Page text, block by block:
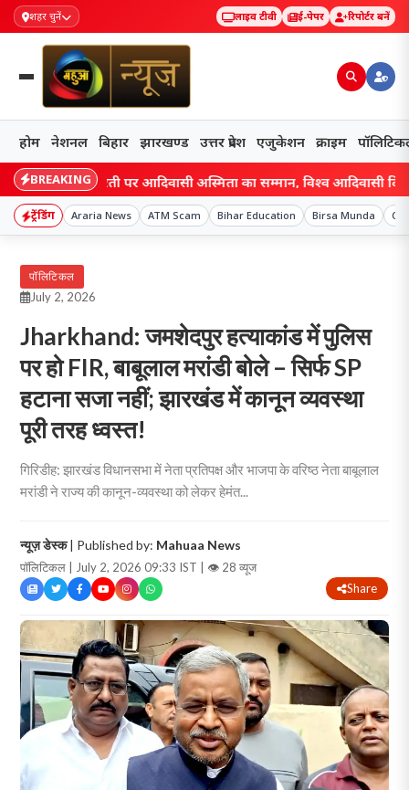
शहर चुनें लाइव टीवी ई-पेपर रिपोर्टर बनें
होम नेशनल बिहार झारखण्ड उत्तर प्रदेश एजुकेशन क्राइम
BREAKING
की धरती पर आदिवासी अस्मिता का सम्मान, विश्व आदिवासी दिवस पर डीसी
ट्रेंडिंग Araria News ATM Scam Bihar Education Birsa Munda
पॉलिटिकल
July 2, 2026
Jharkhand: जमशेदपुर हत्याकांड में पुलिस
पर हो FIR, बाबूलाल मरांडी बोले – सिर्फ SP
हटाना सजा नहीं; झारखंड में कानून व्यवस्था
पूरी तरह ध्वस्त!
गिरिडीह: झारखंड विधानसभा में नेता प्रतिपक्ष और भाजपा के वरिष्ठ नेता बाबूलाल
मरांडी ने राज्य की कानून-व्यवस्था को लेकर हेमंत...
न्यूज़ डेस्क| Published by: Mahuaa News
पॉलिटिकल | July 2, 2026 09:33 IST | 👁 28 व्यूज
Share